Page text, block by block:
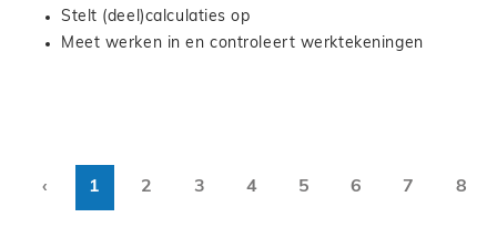
Stelt (deel)calculaties op
Meet werken in en controleert werktekeningen
Neemt werkzaamheden op locatie op
bewoners en zorg je samen met het team voor minimale
‹ 1 2 3 4 5 6 7 8